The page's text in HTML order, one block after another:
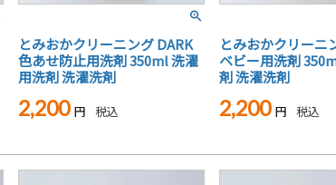
とみおかクリーニング DARK
色あせ防止用洗剤 350ml 洗濯
用洗剤 洗濯洗剤
2,200 税込
とみおかクリーニ
ベビー用洗剤
剤 洗濯洗剤
2,200 税込